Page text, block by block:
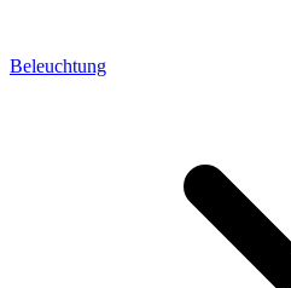
Beleuchtung